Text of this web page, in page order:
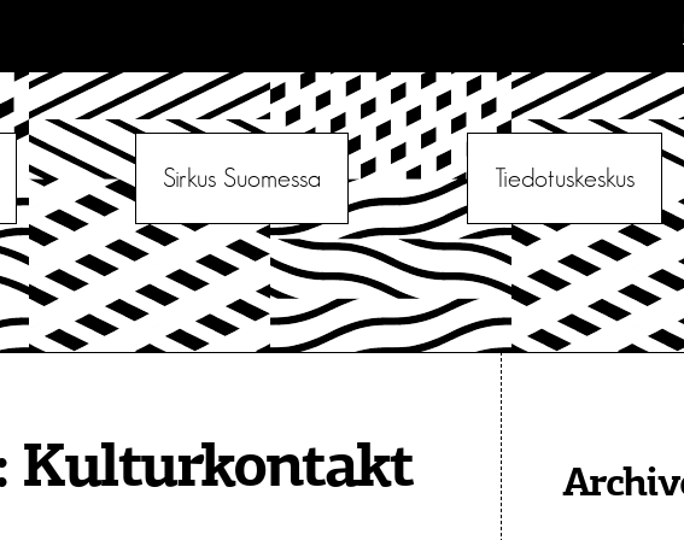
Sirkus Suomessa Tiedotuskeskus
Kulturkontakt